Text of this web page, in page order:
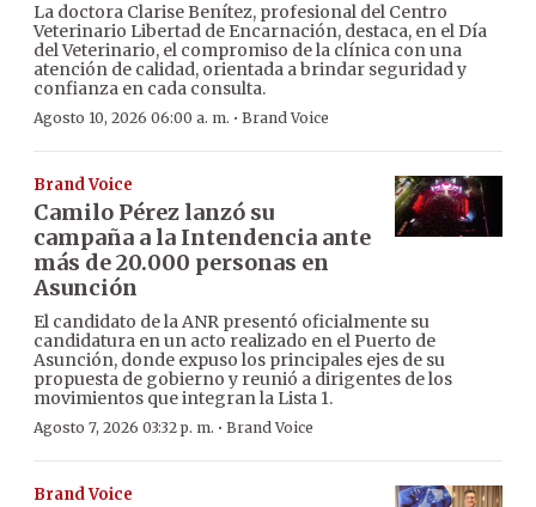
La doctora Clarise Benítez, profesional del Centro
Veterinario Libertad de Encarnación, destaca, en el Día
del Veterinario, el compromiso de la clínica con una
atención de calidad, orientada a brindar seguridad y
confianza en cada consulta.
Agosto 10, 2026 06:00 a. m. · Brand Voice
Brand Voice
Camilo Pérez lanzó su
campaña a la Intendencia ante
más de 20.000 personas en
Asunción
El candidato de la ANR presentó oficialmente su
candidatura en un acto realizado en el Puerto de
Asunción, donde expuso los principales ejes de su
propuesta de gobierno y reunió a dirigentes de los
movimientos que integran la Lista 1.
Agosto 7, 2026 03:32 p. m. · Brand Voice
Brand Voice